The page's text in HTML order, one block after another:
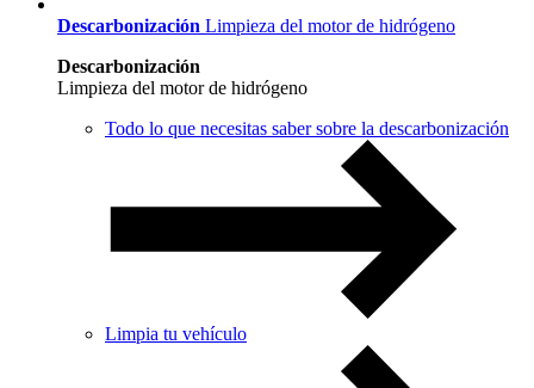
Descarbonización Limpieza del motor de hidrógeno
Descarbonización
Limpieza del motor de hidrógeno
Todo lo que necesitas saber sobre la descarbonización
Limpia tu vehículo